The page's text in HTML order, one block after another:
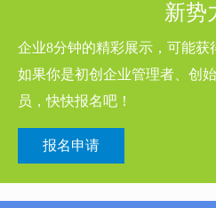
新势
企业8分钟的精彩展示，可能
如果你是初创企业管理者、创
员，快快报名吧！
报名申请